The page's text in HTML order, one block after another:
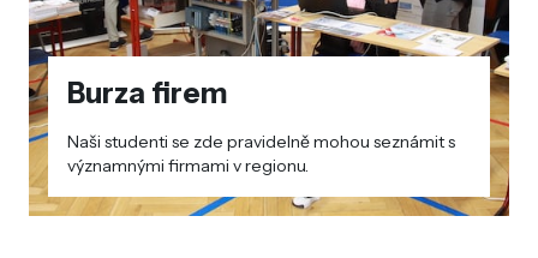
Burza firem
Naši studenti se zde pravidelně mohou seznámit s
významnými firmami v regionu.